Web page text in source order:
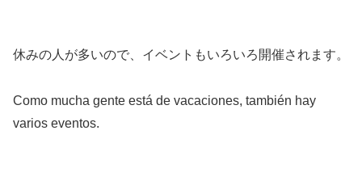
休みの人が多いので、イベントもいろいろ開催されます。
Como mucha gente está de vacaciones, también hay
varios eventos.